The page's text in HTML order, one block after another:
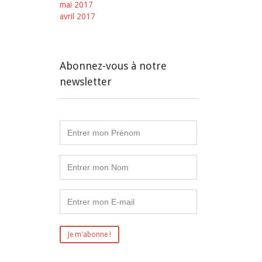
mai 2017
avril 2017
Abonnez-vous à notre
newsletter